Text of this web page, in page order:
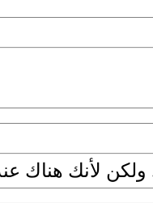
لأنك هناك عند